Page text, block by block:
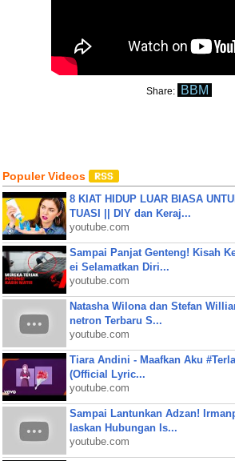
Share: BBM
Populer Videos
8 KIAT HIDUP LUAR BIASA
TUASI || DIY dan Keraj...
youtube.com
Sampai Panjat Genteng! Kisah
ei Selamatkan Diri...
youtube.com
Natasha Wilona dan Stefan
netron Terbaru S...
youtube.com
Tiara Andini - Maafkan Aku
(Official Lyric...
youtube.com
Sampai Lantunkan Adzan!
laskan Hubungan Is...
youtube.com